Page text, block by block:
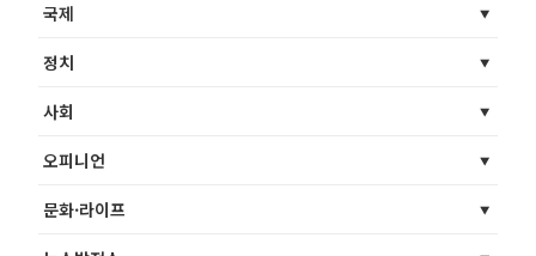
국제
정치
사회
오피니언
문화·라이프